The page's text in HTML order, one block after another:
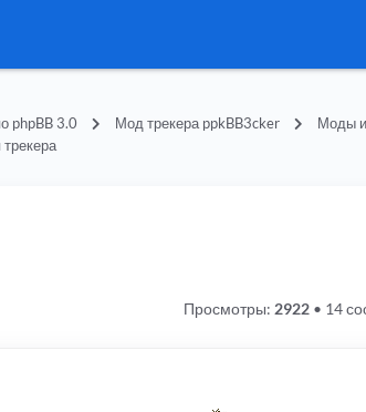
phpBB 3.0 Мод трекера ppkBB3cker
Моды и
14
Просмотры: 2922•